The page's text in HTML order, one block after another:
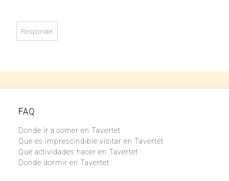
Responder
FAQ
Donde ir a comer en Tavertet
Que es imprescindible visitar en Tavertet
Que actividades hacer en Tavertet
Donde dormir en Tavertet